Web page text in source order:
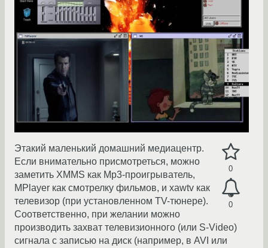
0
0
Этакий маленький домашний медиацентр.
Если внимательно присмотреться, можно
заметить XMMS как Mp3-проигрыватель,
MPlayer как смотрелку фильмов, и xawtv как
телевизор (при установленном TV-тюнере).
Соответственно, при желании можно
производить захват телевизионного (или S-Video)
сигнала с записью на диск (например, в AVI или